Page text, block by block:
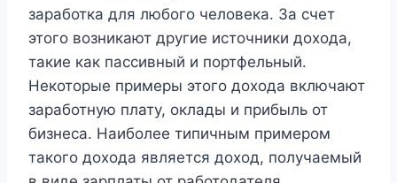
заработка для любого человека. За счет
этого возникают другие источники дохода,
такие как пассивный и портфельный.
Некоторые примеры этого дохода включают
заработную плату, оклады и прибыль от
бизнеса. Наиболее типичным примером
такого дохода является доход, получаемый